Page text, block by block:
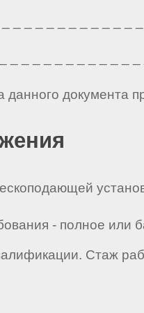
_ _ _ _ _ _ _ _ _ _ _
_ _ _ _ _ _ _ _ _ _ _
данного
- полное или
Стаж